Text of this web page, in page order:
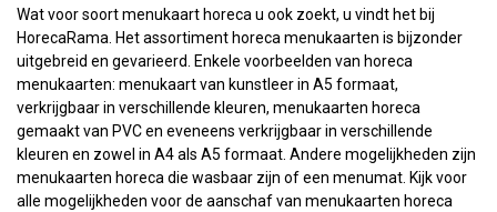
Wat voor soort menukaart horeca u ook zoekt, u vindt het bij
HorecaRama. Het assortiment horeca menukaarten is bijzonder
uitgebreid en gevarieerd. Enkele voorbeelden van horeca
menukaarten: menukaart van kunstleer in A5 formaat,
verkrijgbaar in verschillende kleuren, menukaarten horeca
gemaakt van PVC en eveneens verkrijgbaar in verschillende
kleuren en zowel in A4 als A5 formaat. Andere mogelijkheden zijn
menukaarten horeca die wasbaar zijn of een menumat. Kijk voor
alle mogelijkheden voor de aanschaf van menukaarten horeca